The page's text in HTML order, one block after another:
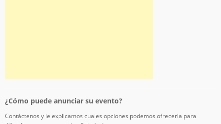
¿Cómo puede anunciar su evento?
Contáctenos y le explicamos cuales opciones podemos ofrecerla para